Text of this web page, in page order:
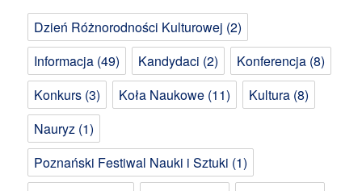
Dzień Różnorodności Kulturowej (2)
Informacja (49) Kandydaci (2) Konferencja (8)
Konkurs (3) Koła Naukowe (11) Kultura (8)
Nauryz (1)
Poznański Festiwal Nauki i Sztuki (1)